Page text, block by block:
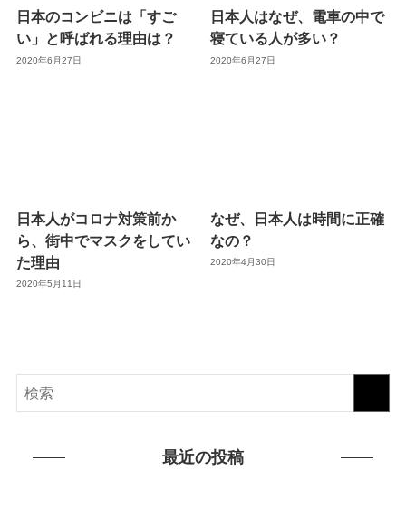
日本のコンビニは「すご
い」と呼ばれる理由は？
2020年6月27日
日本人はなぜ、電車の中で
寝ている人が多い？
2020年6月27日
日本人がコロナ対策前か
ら、街中でマスクをしてい
た理由
2020年5月11日
なぜ、日本人は時間に正確
なの？
2020年4月30日
最近の投稿